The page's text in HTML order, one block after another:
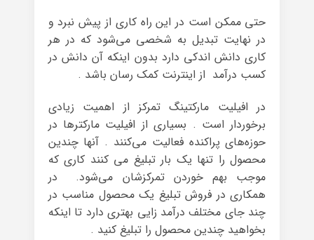
حتی ممکن است در این راه کاری از پیش نبرد و
در نهایت تبدیل به شخصی می‌شود که در هر
کاری دانش اندکی دارد بدون اینکه آن دانش در
کسب درآمد از اینترنت کمک رسان باشد .
در افیلیت مارکتینگ تمرکز از اهمیت زیادی
برخوردار است . بسیاری از افیلیت مارکترها در
حوزه‌های پراکنده فعالیت می‌کنند . آنها چندین
محصول را تنها یک بار تبلیغ می کنند کاری که
موجب بهم خوردن تمرکزشان می‌شود. در
همکاری در فروش تبلیغ یک محصول مناسب در
چند جای مختلف درآمد زایی بهتری دارد تا اینکه
بخواهید چندین محصول را تبلیغ کنید .